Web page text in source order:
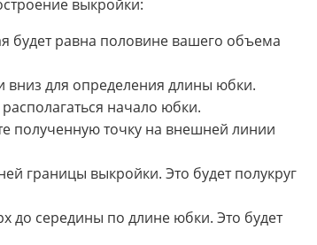
выкройки:
будет равна половине вашего объема
вниз для определения длины юбки.
начало юбки.
полученную точку на внешней линии
границы выкройки. Это будет полукруг
до середины по длине юбки. Это будет